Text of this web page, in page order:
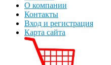
О компании
Контакты
Вход и регистрация
Карта сайта